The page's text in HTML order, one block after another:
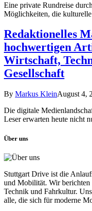
Eine private Rundreise
Möglichkeiten, die
Redaktionelles
hochwertigen
Wirtschaft,
Gesellschaft
By Markus KleinAugust 4,
Die digitale
Leser erwarten heute nicht
Über uns
Stuttgart Drive ist die
und Mobilität. Wir berichten
Technik und Fahrkultur.
alle, die sich für moderne